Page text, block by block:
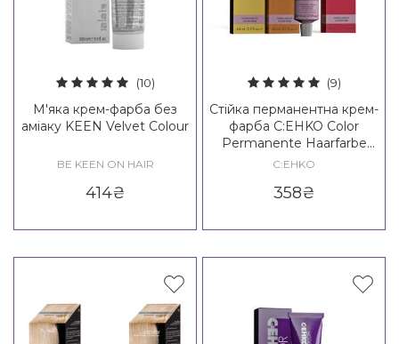
(10)
М'яка крем-фарба без
аміаку KEEN Velvet Colour
BE KEEN ON HAIR
414₴
(9)
Стійка перманентна крем-
фарба C:EHKO Color
Permanente Haarfarbe
Color Explosion
C:EHKO
358₴